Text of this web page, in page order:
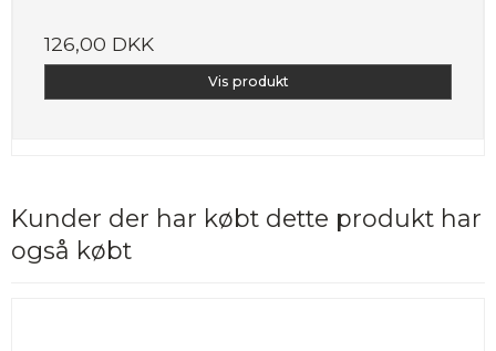
126,00 DKK
Vis produkt
Kunder der har købt dette produkt har
også købt